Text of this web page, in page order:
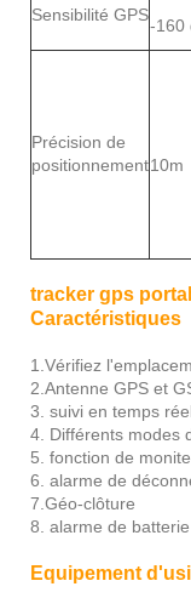
Sensibilité GPS
-160
Précision de
positionnement10m
tracker gps
Caractéristiques
1.Vérifiez
2.Antenne GPS et
3. suivi en temps
4. Différents modes
5. fonction de
6. alarme de
7.Géo-clôture
8. alarme de
Equipement